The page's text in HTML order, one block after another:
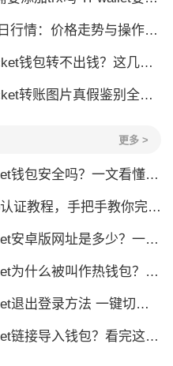
情：价格走势与操作建议
转不出钱？这几种情况你可能遇到过
转账图片真假鉴别全攻略
更多 >
包安全吗？一文看懂真实风险
教程，手把手教你完成身份验证
版网址是多少？一文教你安全下载
么被叫作热钱包？一文讲清楚
登录方法 一键切换账号超简单
接导入钱包？看完这篇就懂了